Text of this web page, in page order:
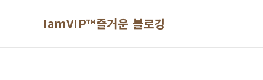
IamVIP™즐거운 블로깅